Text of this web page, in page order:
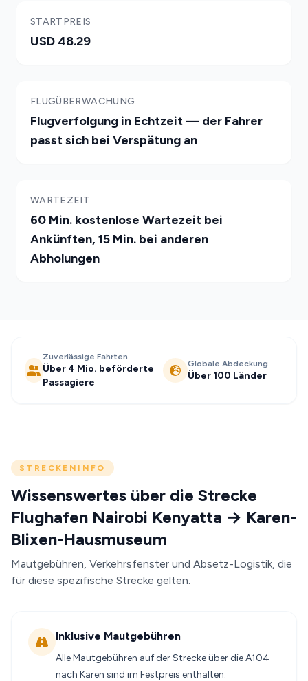
STARTPREIS
USD 48.29
FLUGÜBERWACHUNG
Flugverfolgung in Echtzeit — der Fahrer
passt sich bei Verspätung an
WARTEZEIT
60 Min. kostenlose Wartezeit bei
Ankünften, 15 Min. bei anderen
Abholungen
Zuverlässige Fahrten
Über 4 Mio. beförderte
Passagiere
Globale Abdeckung
Über 100 Länder
STRECKENINFO
Wissenswertes über die Strecke
Flughafen Nairobi Kenyatta → Karen-
Blixen-Hausmuseum
Mautgebühren, Verkehrsfenster und Absetz-Logistik, die
für diese spezifische Strecke gelten.
Inklusive Mautgebühren
Alle Mautgebühren auf der Strecke über die A104
nach Karen sind im Festpreis enthalten.